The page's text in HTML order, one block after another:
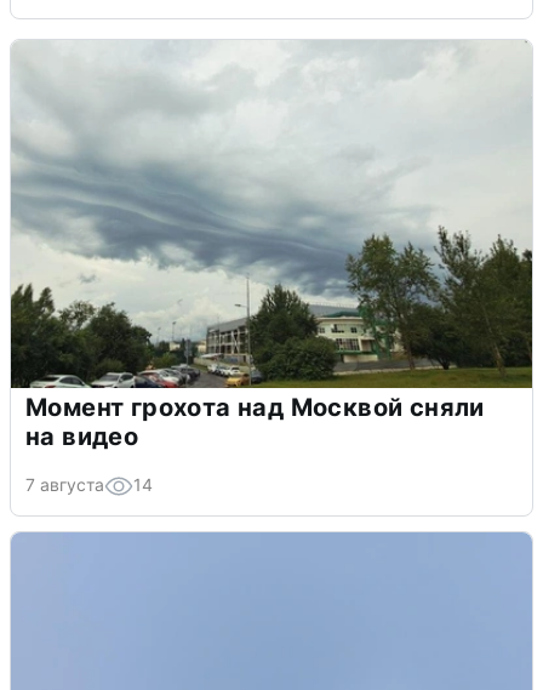
Момент грохота над Москвой сняли
на видео
7 августа 14